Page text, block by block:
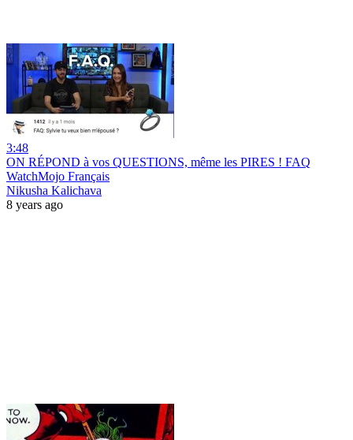
3:48
ON RÉPOND à vos QUESTIONS, même les PIRES ! FAQ
WatchMojo Français
Nikusha Kalichava
8 years ago